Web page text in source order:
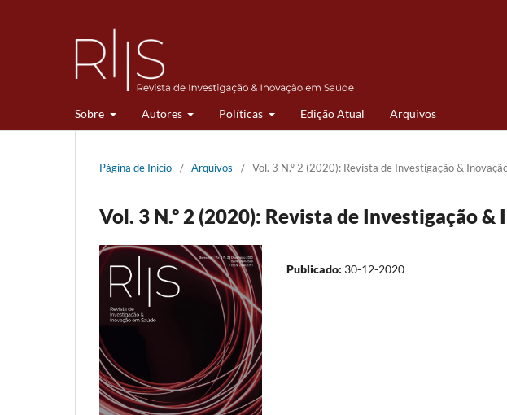
Sobre Autores Políticas Edição Atual Arquivos
Página de Início / Arquivos / Vol. 3 N.º 2 (2020): Revista de Investigação &
Vol. 3 N.º 2 (2020): Revista de Investigação &
Publicado: 30-12-2020